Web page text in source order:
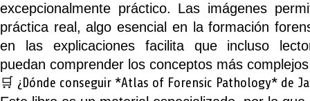
excepcionalmente práctico. Las imágenes
práctica real, algo esencial en la formación
en las explicaciones facilita que incluso
puedan comprender los conceptos más complejos
🛒 ¿Dónde conseguir *Atlas of Forensic Pathology* de